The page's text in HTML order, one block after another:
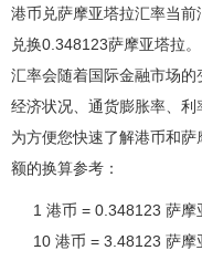
港币兑萨摩亚塔拉汇率当
兑换0.348123萨摩亚塔拉。
汇率会随着国际金融市场
经济状况、通货膨胀率、利
为方便您快速了解港币和
额的换算参考：
1 港币 = 0.348123 萨摩
10 港币 = 3.48123 萨摩